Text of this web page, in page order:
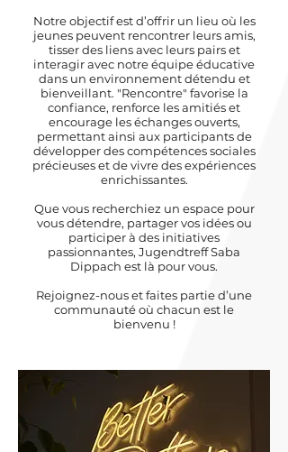
Notre objectif est d’offrir un lieu où les
jeunes peuvent rencontrer leurs amis,
tisser des liens avec leurs pairs et
interagir avec notre équipe éducative
dans un environnement détendu et
bienveillant. "Rencontre" favorise la
confiance, renforce les amitiés et
encourage les échanges ouverts,
permettant ainsi aux participants de
développer des compétences sociales
précieuses et de vivre des expériences
enrichissantes.​
Que vous recherchiez un espace pour
vous détendre, partager vos idées ou
participer à des initiatives
passionnantes, Jugendtreff Saba
Dippach est là pour vous.
Rejoignez-nous et faites partie d’une
communauté où chacun est le
bienvenu !